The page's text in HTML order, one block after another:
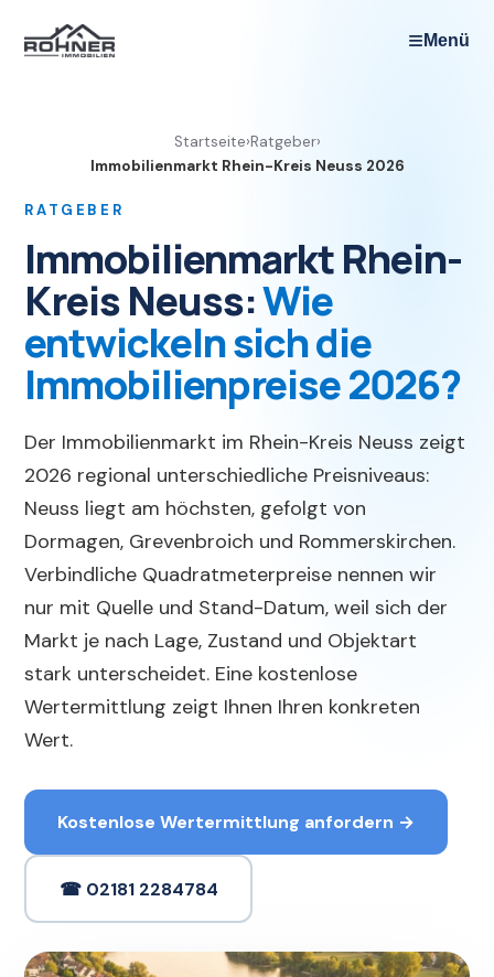
≡ Menü
Startseite›Ratgeber›
Immobilienmarkt Rhein-Kreis Neuss 2026
RATGEBER
Immobilienmarkt Rhein-
Kreis Neuss:Wie
entwickeln sich die
Immobilienpreise 2026?
Der Immobilienmarkt im Rhein-Kreis Neuss zeigt
2026 regional unterschiedliche Preisniveaus:
Neuss liegt am höchsten, gefolgt von
Dormagen, Grevenbroich und Rommerskirchen.
Verbindliche Quadratmeterpreise nennen wir
nur mit Quelle und Stand-Datum, weil sich der
Markt je nach Lage, Zustand und Objektart
stark unterscheidet. Eine kostenlose
Wertermittlung zeigt Ihnen Ihren konkreten
Wert.
Kostenlose Wertermittlung anfordern →
☎ 02181 2284784